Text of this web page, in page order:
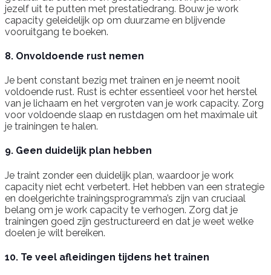
jezelf uit te putten met prestatiedrang. Bouw je work
capacity geleidelijk op om duurzame en blijvende
vooruitgang te boeken.
8. Onvoldoende rust nemen
Je bent constant bezig met trainen en je neemt nooit
voldoende rust. Rust is echter essentieel voor het herstel
van je lichaam en het vergroten van je work capacity. Zorg
voor voldoende slaap en rustdagen om het maximale uit
je trainingen te halen.
9. Geen duidelijk plan hebben
Je traint zonder een duidelijk plan, waardoor je work
capacity niet echt verbetert. Het hebben van een strategie
en doelgerichte trainingsprogramma’s zijn van cruciaal
belang om je work capacity te verhogen. Zorg dat je
trainingen goed zijn gestructureerd en dat je weet welke
doelen je wilt bereiken.
10. Te veel afleidingen tijdens het trainen